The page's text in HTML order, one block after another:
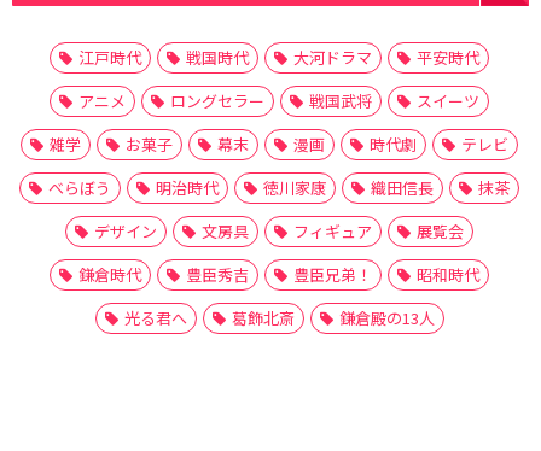
江戸時代 戦国時代 大河ドラマ
平安時代
アニメ
ロングセラー 戦国武将
スイーツ
雑学
お菓子 幕末 漫画 時代劇
テレビ
べらぼう
明治時代 徳川家康 織田信長
抹茶
デザイン
文房具 フィギュア
展覧会
鎌倉時代
豊臣秀吉 豊臣兄弟！
昭和時代
光る君へ
葛飾北斎 鎌倉殿の13人